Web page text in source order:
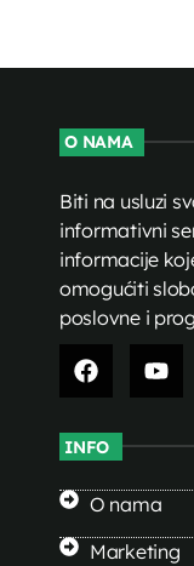
O NAMA
Biti na usluzi
informativni
informacije
omogućiti
poslovne i
INFO
O nama
Marketing